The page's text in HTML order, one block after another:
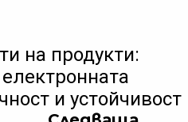
на продукти:
и устойчивост